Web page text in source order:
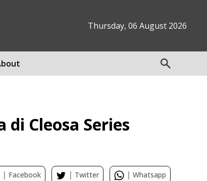
Thursday, 06 August 2026
Cleosa Series
| Facebook | Twitter | Whatsapp